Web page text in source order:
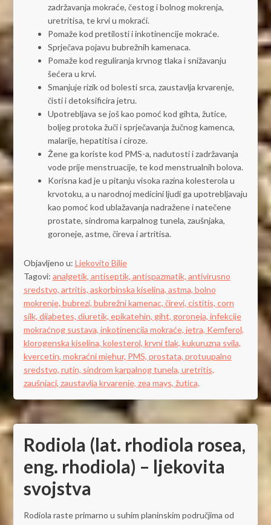
zadržavanja mokraće, čestog i bolnog mokrenja,
uretritisa, te krvi u mokraći.
Pomaže kod pretilosti i inkotinencije mokraće.
Sprječava pojavu bubrežnih kamenaca.
Pomaže kod reguliranja krvnog tlaka i snižavanju
šećera u krvi.
Smanjuje rizik od bolesti srca, zaustavlja krvarenje,
čisti i detoksificira jetru.
Upotrebljava se još kao pomoć kod gihta, žutice,
boljeg protoka žuči i sprječavanja žučnog kamenca,
malarije, hepatitisa i ciroze.
Žene ga koriste kod PMS-a, nadutosti i zadržavanja
vode prije menstruacije, te kod menstrualnih bolova.
Korisna kad je u pitanju visoka razina kolesterola u
krvotoku, a u narodnoj medicini ljudi ga upotrebljavaju
kao pomoć kod ublažavanja nadražene i natečene
prostate, sindroma karpalnog tunela, zaušnjaka,
goroneje, astme, čireva i artritisa.
Objavljeno u: Ljekovito Bilje
Tagovi: analgetik, antiseptik, antispazmatik, antivirusno
sredstvo, artritis, askorbinska kiselina, astma, bolno
mokrenje, bubrezi, bubrežni kamenac, čirevi, cistitis, corn
silk, dijabetes, diuretik, epikatehin, giht, goroneja, infekcije
mokraćnog sustava, inkotinencija mokraće, jetra, Kemferol,
klorogenska kiselina, kolesterol, krvni tlak, kukuruzna svila,
kvercetin, mokraćni mjehur, PMS, prostata, protuupalno
sredstvo, rutin, sindrom karpalnog tunela, uretritis,
zaušnjaci, zaustavlja krvarenje, zea mays, žutica,
Rodiola (lat. rhodiola rosea,
eng. rhodiola) – ljekovita
svojstva
Rodiola raste primarno u suhim planinskim područjima od